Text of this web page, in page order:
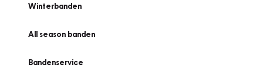
Winterbanden
All season banden
Bandenservice